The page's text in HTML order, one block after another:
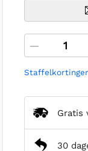
Gratis
30